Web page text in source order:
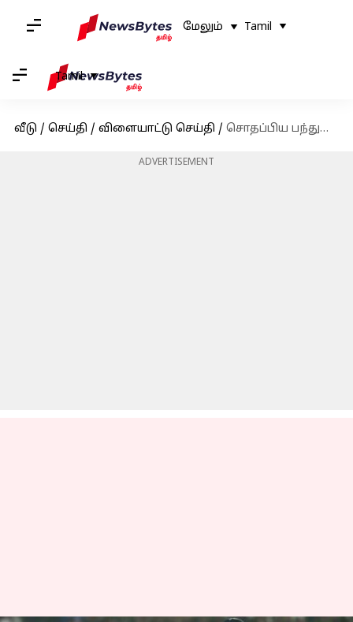
மேலும் Tamil
Tamil
வீடு / செய்தி / விளையாட்டு செய்தி / சொதப்பிய பந்துவீச்சு! நியூசிலாந்துக்கு எதிரான முதல் டி20 போட்டியில் இந்தியா தோல்வி!
ADVERTISEMENT